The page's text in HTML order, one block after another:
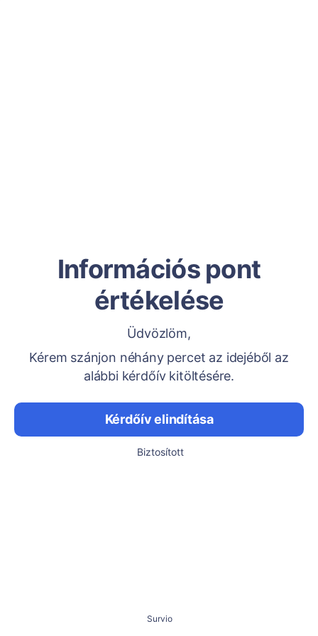
Információs pont
értékelése
Üdvözlöm,
Kérem szánjon néhány percet az idejéből az
alábbi kérdőív kitöltésére.
Kérdőív elindítása
Biztosított
Survio